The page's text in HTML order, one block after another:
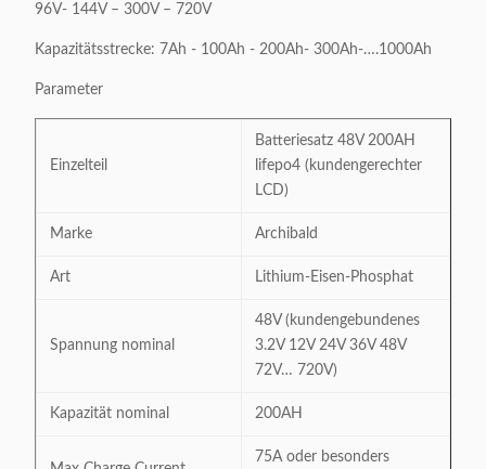
96V- 144V – 300V – 720V
Kapazitätsstrecke: 7Ah - 100Ah - 200Ah- 300Ah-….1000Ah
Parameter
Einzelteil
Batteriesatz 48V 200AH
lifepo4 (kundengerechter
LCD)
Marke Archibald
Art Lithium-Eisen-Phosphat
Spannung nominal
48V (kundengebundenes
3.2V 12V 24V 36V 48V
72V… 720V)
Kapazität nominal 200AH
75A oder besonders